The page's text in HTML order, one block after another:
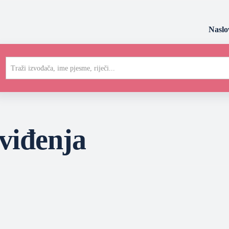
Traži izvođača, ime pjesme, riječi...